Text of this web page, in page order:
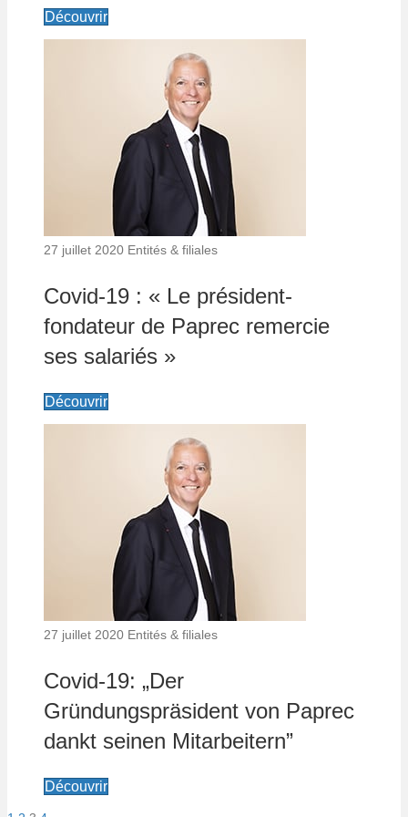
Découvrir
27 juillet 2020 Entités & filiales
Covid-19 : « Le président-
fondateur de Paprec remercie
ses salariés »
Découvrir
27 juillet 2020 Entités & filiales
Covid-19: „Der
Gründungspräsident von Paprec
dankt seinen Mitarbeitern”
Découvrir